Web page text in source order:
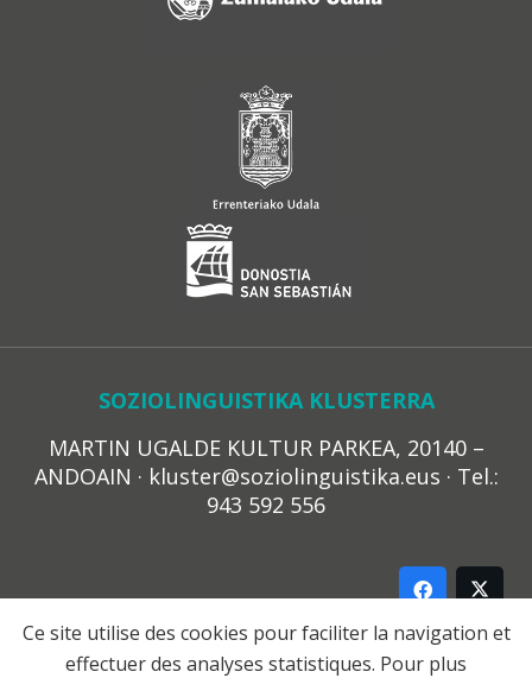
SOZIOLINGUISTIKA KLUSTERRA
MARTIN UGALDE KULTUR PARKEA, 20140 –
ANDOAIN · kluster@soziolinguistika.eus · Tel.:
943 592 556
Ce site utilise des cookies pour faciliter la navigation et
effectuer des analyses statistiques. Pour plus